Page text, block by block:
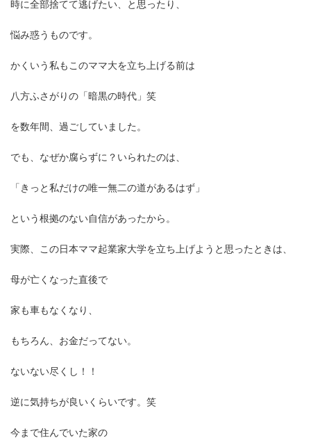
時に全部捨てて逃げたい、と思ったり、
悩み惑うものです。
かくいう私もこのママ大を立ち上げる前は
八方ふさがりの「暗黒の時代」笑
を数年間、過ごしていました。
でも、なぜか腐らずに？いられたのは、
「きっと私だけの唯一無二の道があるはず」
という根拠のない自信があったから。
実際、この日本ママ起業家大学を立ち上げようと思ったときは、
母が亡くなった直後で
家も車もなくなり、
もちろん、お金だってない。
ないない尽くし！！
逆に気持ちが良いくらいです。笑
今まで住んでいた家の